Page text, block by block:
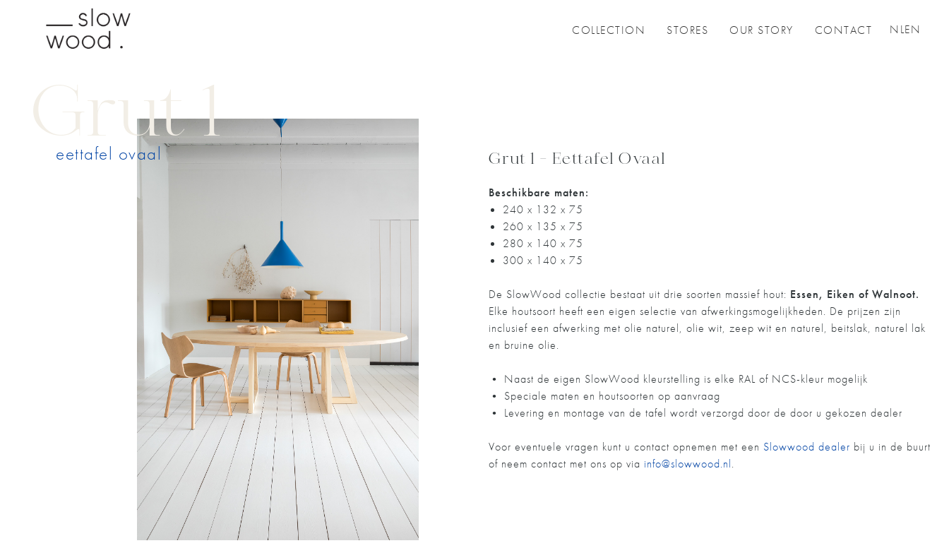
COLLECTION STORES OUR STORY CONTACT NLEN
Beschikbare maten:
240 x 132 x 75
260 x 135 x 75
280 x 140 x 75
300 x 140 x 75
De SlowWood collectie bestaat uit drie soorten massief hout: Essen, Eiken of Walnoot.
Elke houtsoort heeft een eigen selectie van afwerkingsmogelijkheden. De prijzen zijn
inclusief een afwerking met olie naturel, olie wit, zeep wit en naturel, beitslak, naturel lak
en bruine olie.
• Naast de eigen SlowWood kleurstelling is elke RAL of NCS-kleur mogelijk
• Speciale maten en houtsoorten op aanvraag
• Levering en montage van de tafel wordt verzorgd door de door u gekozen dealer
Voor eventuele vragen kunt u contact opnemen met een Slowwood dealer bij u in de buurt
of neem contact met ons op via info@slowwood.nl.
Grut 1
eettafel ovaal Grut 1 - Eettafel Ovaal